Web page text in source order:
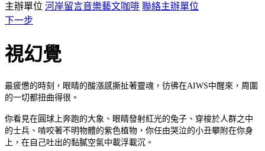
主辦單位 河岸留言音樂藝文咖啡 聯絡主辦單位
下一步
視幻覺
最疲憊的時刻，眼睛的酸漲感撕扯著靈魂，彷彿在AIWS中醒來，周圍
的一切都扭曲得很。
你看見在圓球上奔跑的大象、眼睛發射紅光的兔子、穿梭於人群之中
的士兵、啃咬著不明物體的紫色植物，你任由哭泣的小丑攀附在你身
上，在自己吐出的黏膩空氣中載浮載沉。